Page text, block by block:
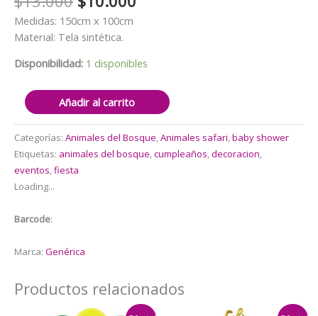
precio
original
$13.000.$10.000.
Medidas: 150cm x 100cm
Material: Tela sintética.
Disponibilidad: 1 disponibles
Fondo
Telón
Baby
Shower
(Animales
)
cantidad
Añadir al carrito
Categorías: Animales del Bosque,Animales safari,baby shower
Etiquetas: animales del bosque,cumpleaños,decoracion,
eventos,fiesta
Loading...
Barcode:
Marca: Genérica
Productos relacionados